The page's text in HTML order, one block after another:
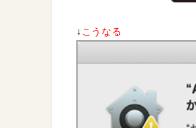
↓ こうなる